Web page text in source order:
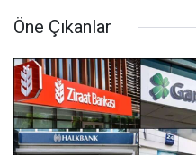
Öne Çıkanlar